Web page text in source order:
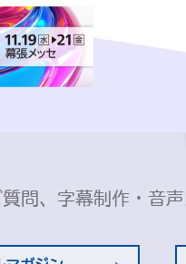
問、字幕制作・音